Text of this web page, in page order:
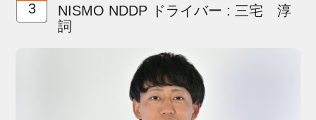
3
NISMO NDDP ドライバー : 三宅 淳
詞